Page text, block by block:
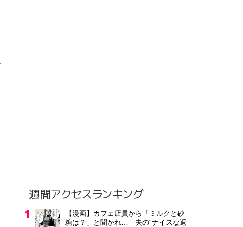
週間アクセスランキング
【漫画】カフェ店員から「ミルクと砂
糖は？」と聞かれ… 夫の“ナイスな返